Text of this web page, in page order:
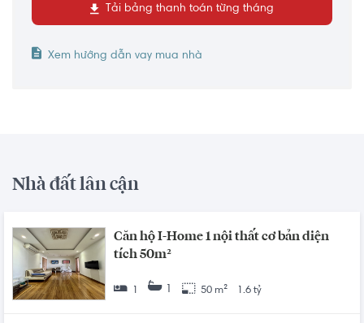
Tải bảng thanh toán từng tháng
Xem hướng dẫn vay mua nhà
Nhà đất lân cận
Căn hộ I-Home 1 nội thất cơ bản diện
tích 50m²
1 50 m² 1.6 tỷ